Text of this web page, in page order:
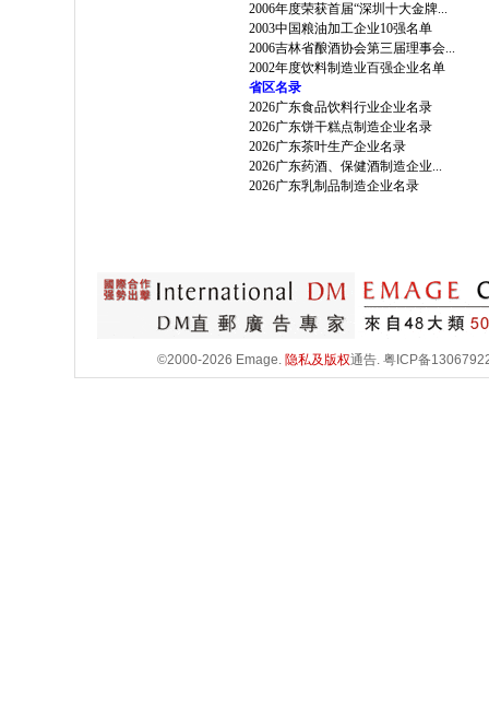
2006年度荣获首届“深圳十大金牌...
2003中国粮油加工企业10强名单
2006吉林省酿酒协会第三届理事会...
2002年度饮料制造业百强企业名单
省区名录
2026广东食品饮料行业企业名录
2026广东饼干糕点制造企业名录
2026广东茶叶生产企业名录
2026广东药酒、保健酒制造企业...
2026广东乳制品制造企业名录
©2000-2026 Emage. 隐私及版权通告. 粤ICP备